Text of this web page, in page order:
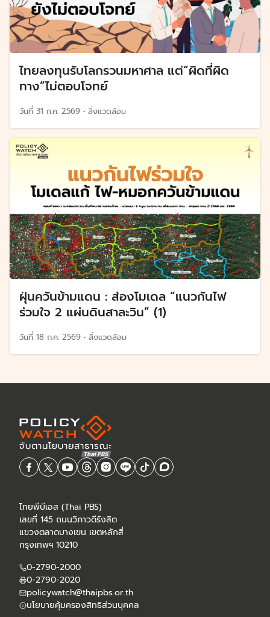
ไทยลงทุนรับโลกรวนมหาศาล แต่“ผิดที่ผิด
ทาง”ไม่ตอบโจทย์
วันที่ 31 ก.ค. 2569 • สิ่งแวดล้อม
ฝุ่นควันข้ามแดน : ส่องโมเดล “แนวกันไฟ
ร่วมใจ 2 แผ่นดินสาละวิน” (1)
วันที่ 18 ก.ค. 2569 • สิ่งแวดล้อม
ไทยพีบีเอส (Thai PBS)
เลขที่ 145 ถนนวิภาวดีรังสิต
แขวงตลาดบางเขน เขตหลักสี่
กรุงเทพฯ 10210
0-2790-2000
0-2790-2020
policywatch@thaipbs.or.th
นโยบายคุ้มครองสิทธิส่วนบุคคล